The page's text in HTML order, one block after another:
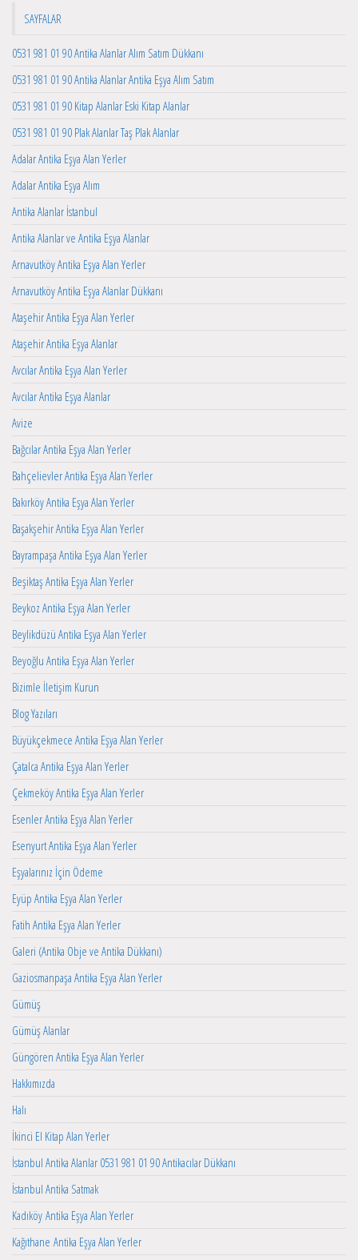
SAYFALAR
0531 981 01 90 Antika Alanlar Alım Satım Dükkanı
0531 981 01 90 Antika Alanlar Antika Eşya Alım Satım
0531 981 01 90 Kitap Alanlar Eski Kitap Alanlar
0531 981 01 90 Plak Alanlar Taş Plak Alanlar
Adalar Antika Eşya Alan Yerler
Adalar Antika Eşya Alım
Antika Alanlar İstanbul
Antika Alanlar ve Antika Eşya Alanlar
Arnavutköy Antika Eşya Alan Yerler
Arnavutköy Antika Eşya Alanlar Dükkanı
Ataşehir Antika Eşya Alan Yerler
Ataşehir Antika Eşya Alanlar
Avcılar Antika Eşya Alan Yerler
Avcılar Antika Eşya Alanlar
Avize
Bağcılar Antika Eşya Alan Yerler
Bahçelievler Antika Eşya Alan Yerler
Bakırköy Antika Eşya Alan Yerler
Başakşehir Antika Eşya Alan Yerler
Bayrampaşa Antika Eşya Alan Yerler
Beşiktaş Antika Eşya Alan Yerler
Beykoz Antika Eşya Alan Yerler
Beylikdüzü Antika Eşya Alan Yerler
Beyoğlu Antika Eşya Alan Yerler
Bizimle İletişim Kurun
Blog Yazıları
Büyükçekmece Antika Eşya Alan Yerler
Çatalca Antika Eşya Alan Yerler
Çekmeköy Antika Eşya Alan Yerler
Esenler Antika Eşya Alan Yerler
Esenyurt Antika Eşya Alan Yerler
Eşyalarınız İçin Ödeme
Eyüp Antika Eşya Alan Yerler
Fatih Antika Eşya Alan Yerler
Galeri (Antika Obje ve Antika Dükkanı)
Gaziosmanpaşa Antika Eşya Alan Yerler
Gümüş
Gümüş Alanlar
Güngören Antika Eşya Alan Yerler
Hakkımızda
Halı
İkinci El Kitap Alan Yerler
İstanbul Antika Alanlar 0531 981 01 90 Antikacılar Dükkanı
İstanbul Antika Satmak
Kadıköy Antika Eşya Alan Yerler
Kağıthane Antika Eşya Alan Yerler